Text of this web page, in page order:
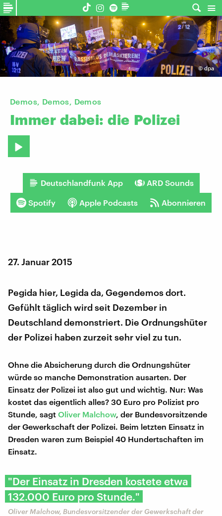
©dpa
Demos, Demos, Demos
Immer dabei: die Polizei
Deutschlandfunk App ARD Sounds
Spotify Apple Podcasts Abonnieren
27. Januar 2015
Pegida hier, Legida da, Gegendemos dort.
Gefühlt täglich wird seit Dezember in
Deutschland demonstriert. Die Ordnungshüter
der Polizei haben zurzeit sehr viel zu tun.
Ohne die Absicherung durch die Ordnungshüter
würde so manche Demonstration ausarten. Der
Einsatz der Polizei ist also gut und wichtig. Nur: Was
kostet das eigentlich alles? 30 Euro pro Polizist pro
Stunde, sagt Oliver Malchow, der Bundesvorsitzende
der Gewerkschaft der Polizei. Beim letzten Einsatz in
Dresden waren zum Beispiel 40 Hundertschaften im
Einsatz.
"Der Einsatz in Dresden kostete etwa
132.000 Euro pro Stunde."
Oliver Malchow, Bundesvorsitzender der Gewerkschaft der